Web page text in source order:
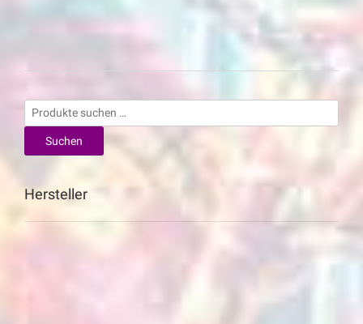
Suchen
nach:
Suchen
Hersteller